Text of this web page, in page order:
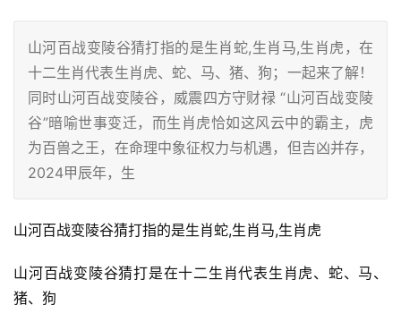
山河百战变陵谷猜打指的是生肖蛇,生肖马,生肖虎，在
十二生肖代表生肖虎、蛇、马、猪、狗；一起来了解！
同时山河百战变陵谷，威震四方守财禄 “山河百战变陵
谷”暗喻世事变迁，而生肖虎恰如这风云中的霸主，虎
为百兽之王，在命理中象征权力与机遇，但吉凶并存，
2024甲辰年，生
山河百战变陵谷猜打指的是生肖蛇,生肖马,生肖虎
山河百战变陵谷猜打是在十二生肖代表生肖虎、蛇、马、
猪、狗